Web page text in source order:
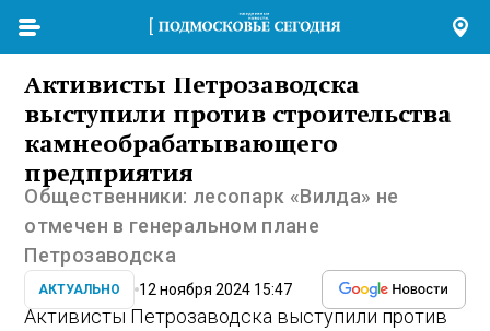
Активисты Петрозаводска
выступили против строительства
камнеобрабатывающего
предприятия
Общественники: лесопарк «Вилда» не
отмечен в генеральном плане
Петрозаводска
АКТУАЛЬНО 12 ноября 2024 15:47
Активисты Петрозаводска выступили против